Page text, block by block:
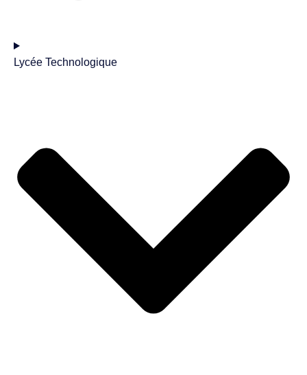
Lycée Technologique